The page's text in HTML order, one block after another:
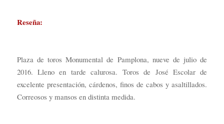
Reseña:
Plaza de toros Monumental de Pamplona, nueve de julio de
2016. Lleno en tarde calurosa. Toros de José Escolar de
excelente presentación, cárdenos, finos de cabos y asaltillados.
Correosos y mansos en distinta medida.